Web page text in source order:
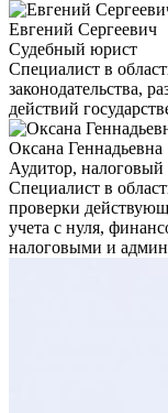
Евгений Сергеевич
Судебный юрист
Специалист в
законодательства,
действий
Оксана Геннадьевна
Аудитор,
Специалист в
проверки
учета с нуля,
налоговыми и